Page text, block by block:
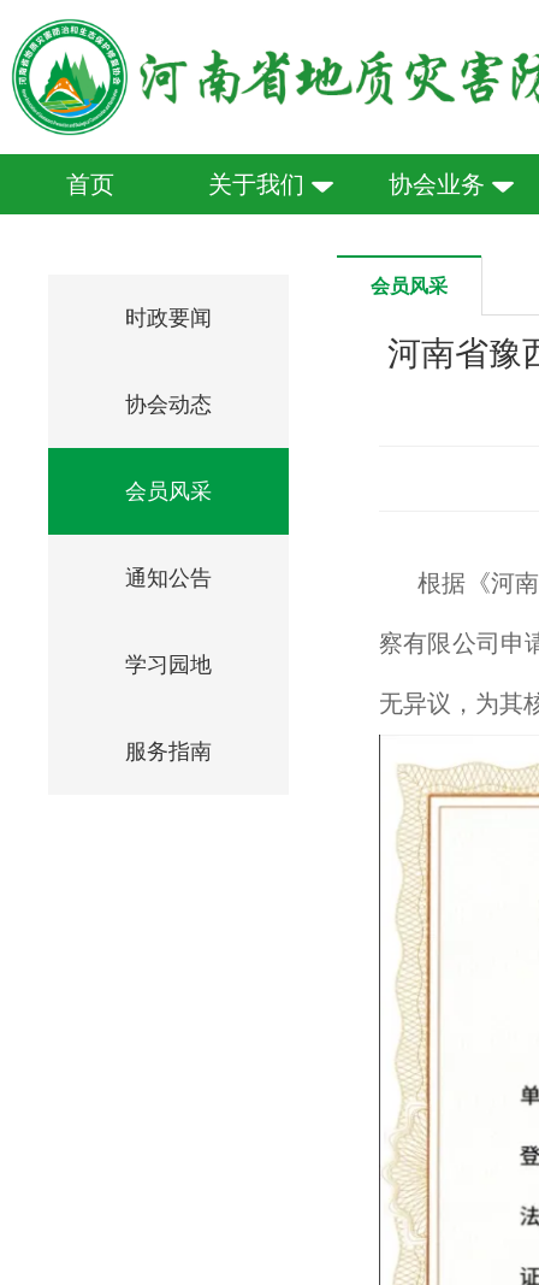
首页 关于我们 协会业务
时政要闻
协会动态
会员风采
通知公告
学习园地
服务指南
会员风采
河南省豫
根据《河
察有限公司申
无异议，为其